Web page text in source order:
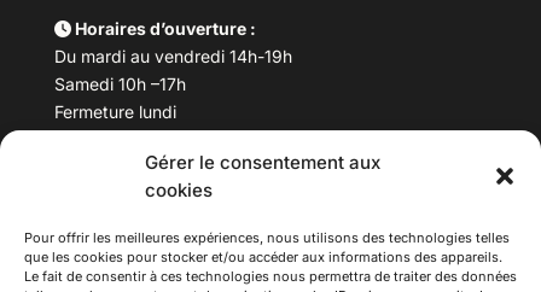
Gérer le consentement aux
cookies
Pour offrir les meilleures expériences, nous utilisons des technologies telles
que les cookies pour stocker et/ou accéder aux informations des appareils.
Le fait de consentir à ces technologies nous permettra de traiter des données
Horaires d’ouverture :
Du mardi au vendredi 14h-19h
Samedi 10h –17h
Fermeture lundi
Téléphone : 04 78 53 06 40
maisondesculturesasiatiques@asiexpo.com